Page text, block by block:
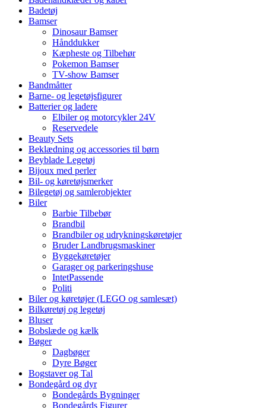
Badetøj
Bamser
Dinosaur Bamser
Hånddukker
Kæpheste og Tilbehør
Pokemon Bamser
TV-show Bamser
Bandmåtter
Barne- og legetøjsfigurer
Batterier og ladere
Elbiler og motorcykler 24V
Reservedele
Beauty Sets
Beklædning og accessories til børn
Beyblade Legetøj
Bijoux med perler
Bil- og køretøjsmerker
Bilegetøj og samlerobjekter
Biler
Barbie Tilbebør
Brandbil
Brandbiler og udrykningskøretøjer
Bruder Landbrugsmaskiner
Byggekøretøjer
Garager og parkeringshuse
IntetPassende
Politi
Biler og køretøjer (LEGO og samlesæt)
Bilkøretøj og legetøj
Bluser
Bobslæde og kælk
Bøger
Dagbøger
Dyre Bøger
Bogstaver og Tal
Bondegård og dyr
Bondegårds Bygninger
Bondegårds Figurer